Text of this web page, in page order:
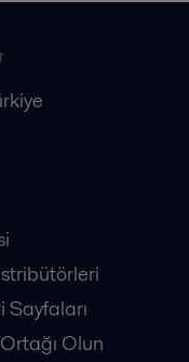
Sayfaları
Olun